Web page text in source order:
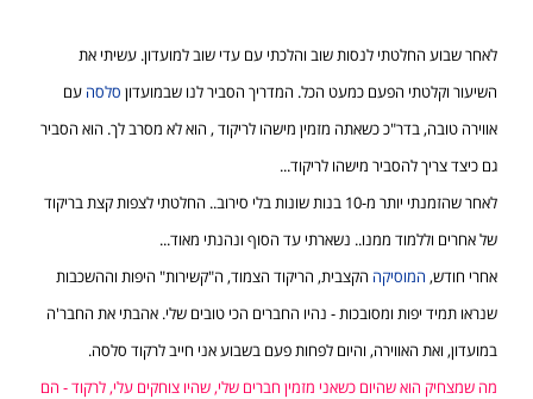
לאחר שבוע החלטתי לנסות שוב והלכתי עם עדי שוב למועדון. עשיתי את
השיעור וקלטתי הפעם כמעט הכל. המדריך הסביר לנו שבמועדון סלסה עם
אווירה טובה, בדר"כ כשאתה מזמין מישהו לריקוד , הוא לא מסרב לך. הוא הסביר
גם כיצד צריך להסביר מישהו לריקוד...
לאחר שהזמנתי יותר מ-10 בנות שונות בלי סירוב.. החלטתי לצפות קצת בריקוד
של אחרים וללמוד ממנו.. נשארתי עד הסוף ונהנתי מאוד...
אחרי חודש, המוסיקה הקצבית, הריקוד הצמוד, ה"קשירות" היפות וההשכבות
שנראו תמיד יפות ומסובכות - נהיו החברים הכי טובים שלי. אהבתי את החבר'ה
במועדון, ואת האווירה, והיום לפחות פעם בשבוע אני חייב לרקוד סלסה.
מה שמצחיק הוא שהיום כשאני מזמין חברים שלי, שהיו צוחקים עלי, לרקוד - הם